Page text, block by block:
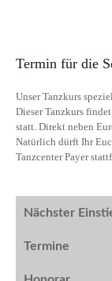
Termin für die
Unser Tanzkurs
Dieser Tanzkurs
statt. Direkt neben
Natürlich dürft Ihr
Tanzcenter Payer